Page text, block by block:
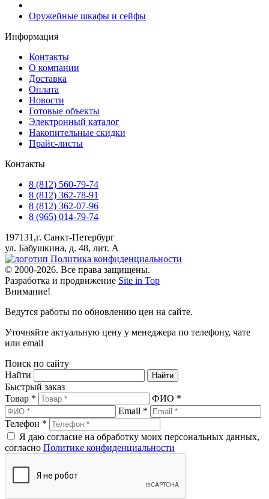
Оружейные шкафы и сейфы
Информация
Контакты
О компании
Доставка
Оплата
Новости
Готовые объекты
Электронный каталог
Накопительные скидки
Прайс-листы
Контакты
8 (812) 560-79-74
8 (812) 362-78-91
8 (812) 362-07-96
8 (965) 014-79-74
197131,г. Санкт-Петербург
ул. Бабушкина, д. 48, лит. А
Политика конфиденциальности
© 2000-2026. Все права защищены.
Разработка и продвижение Site in Top
Внимание!
Ведутся работы по обновлению цен на сайте.
Уточняйте актуальную цену у менеджера по телефону, чате
или email
Поиск по сайту
Найти
Быстрый заказ
Товар *
ФИО *
Email *
Телефон *
Я даю согласие на обработку моих персональных данных,
согласно Политике конфиденциальности